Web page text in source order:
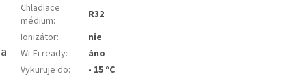
Chladiace
médium:
R32
Ionizátor:
nie
Wi-Fi ready:
áno
Vykuruje do: - 15 °C